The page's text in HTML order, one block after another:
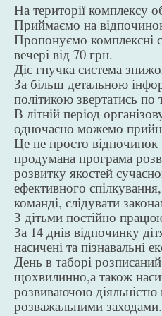
На території комплексу
Приймаємо на
Пропонуємо комплексні
вечері від 70 грн.
Діє гнучка система
За більш детальною
політикою звертатись по
В літній період
одночасно можемо
Це не просто відпочинок
продумана програма
розвитку якостей
ефективного
команді, слідувати
З дітьми постійно
За 14 днів відпочинку
насичені та пізнавальні
День в таборі
щохвилинно,а також
розвиваючою
розважальними заходами.